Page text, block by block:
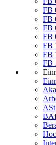
FB
FB
FB
FB
FB
FB
FB